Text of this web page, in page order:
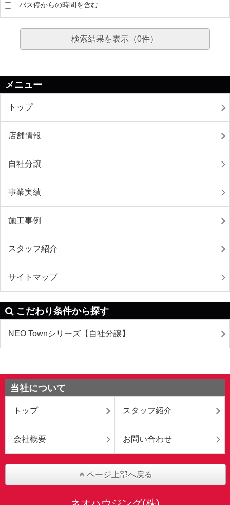
バス停からの時間を含む
検索結果を表示（0件）
メニュー
トップ
店舗情報
自社分譲
事業実績
施工事例
スタッフ紹介
サイトマップ
こだわり条件から探す
NEO Townシリーズ【自社分譲】
当社について
トップ スタッフ紹介
会社概要 お問い合わせ
ページ上部へ戻る